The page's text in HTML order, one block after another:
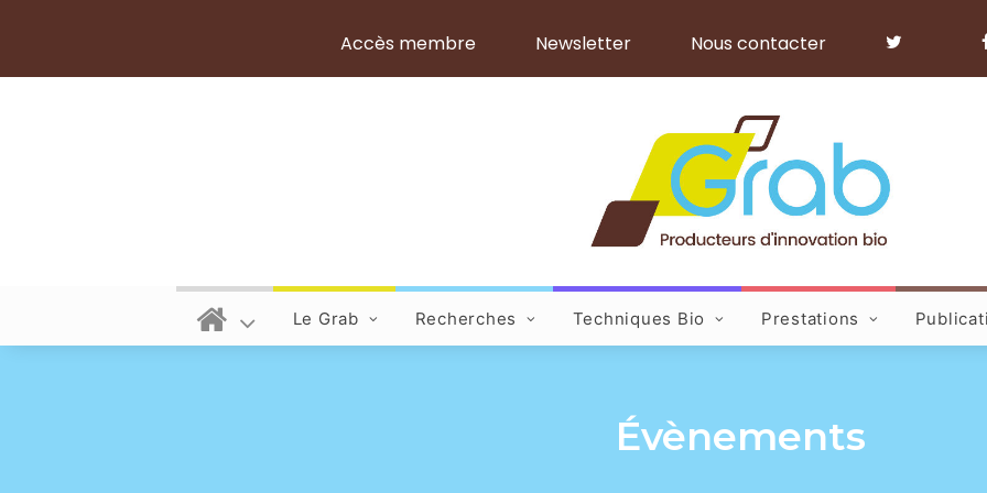
Accès membre Newsletter Nous contacter
Le Grab Recherches Techniques Bio Prestations
Évènements